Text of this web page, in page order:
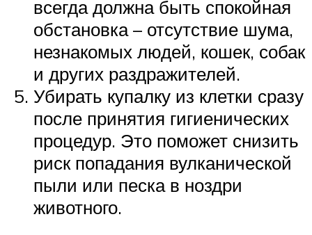
всегда должна быть спокойная
обстановка – отсутствие шума,
незнакомых людей, кошек, собак
и других раздражителей.
Убирать купалку из клетки сразу
после принятия гигиенических
процедур. Это поможет снизить
риск попадания вулканической
пыли или песка в ноздри
животного.